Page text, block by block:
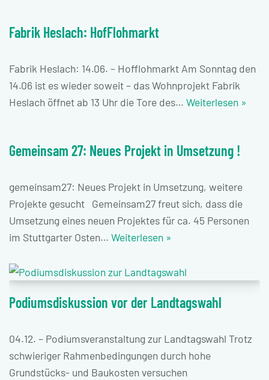
Fabrik Heslach: HofFlohmarkt
Fabrik Heslach: 14.06. – Hofflohmarkt Am Sonntag den
14.06 ist es wieder soweit – das Wohnprojekt Fabrik
Heslach öffnet ab 13 Uhr die Tore des… Weiterlesen »
Gemeinsam 27: Neues Projekt in Umsetzung !
gemeinsam27: Neues Projekt in Umsetzung, weitere
Projekte gesucht Gemeinsam27 freut sich, dass die
Umsetzung eines neuen Projektes für ca. 45 Personen
im Stuttgarter Osten… Weiterlesen »
Podiumsdiskussion vor der Landtagswahl
04.12. – Podiumsveranstaltung zur Landtagswahl Trotz
schwieriger Rahmenbedingungen durch hohe
Grundstücks- und Baukosten versuchen